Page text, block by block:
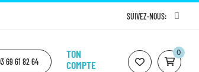
SUIVEZ-NOUS:
69 61 82 64
TON
COMPTE
0